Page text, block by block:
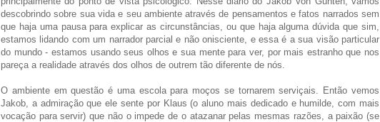
descobrindo sobre sua vida e seu ambiente através de pensamentos e fatos narrados sem
que haja uma pausa para explicar as circunstâncias, ou que haja alguma dúvida que sim,
estamos lidando com um narrador parcial e não onisciente, e essa é a sua visão particular
do mundo - estamos usando seus olhos e sua mente para ver, por mais estranho que nos
pareça a realidade através dos olhos de outrem tão diferente de nós.
O ambiente em questão é uma escola para moços se tornarem serviçais. Então vemos
Jakob, a admiração que ele sente por Klaus (o aluno mais dedicado e humilde, com mais
vocação para servir) que não o impede de o atazanar pelas mesmas razões, a paixão (se